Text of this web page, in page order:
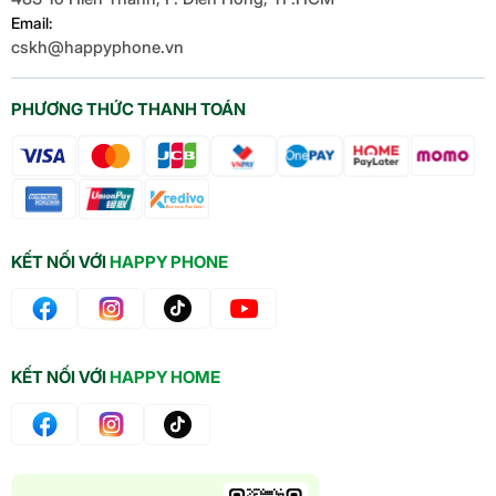
PHƯƠNG THỨC THANH TOÁN
KẾT NỐI VỚIHAPPY PHONE
Email:
cskh@happyphone.vn
KẾT NỐI VỚIHAPPY HOME